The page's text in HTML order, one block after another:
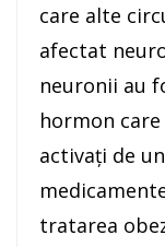
care alte
afectat
neuronii au
hormon
activaţi de
tratarea